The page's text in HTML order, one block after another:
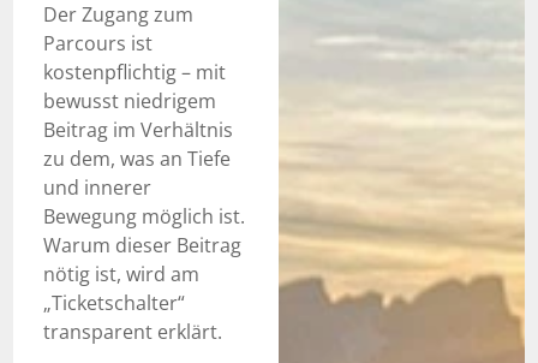
Der Zugang zum
Parcours ist
kostenpflichtig – mit
bewusst niedrigem
Beitrag im Verhältnis
zu dem, was an Tiefe
und innerer
Bewegung möglich ist.
Warum dieser Beitrag
nötig ist, wird am
„Ticketschalter“
transparent erklärt.